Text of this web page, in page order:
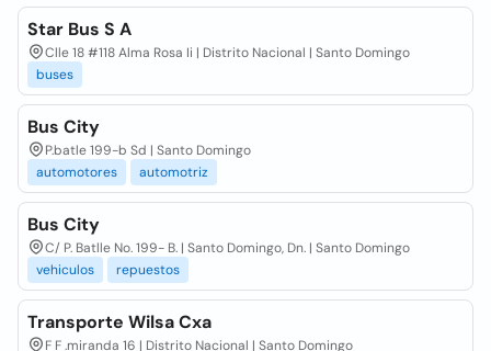
Star Bus S A
Clle 18 #118 Alma Rosa Ii | Distrito Nacional | Santo Domingo
buses
Bus City
P.batle 199-b Sd | Santo Domingo
automotores
automotriz
Bus City
C/ P. Batlle No. 199- B. | Santo Domingo, Dn. | Santo Domingo
vehiculos
repuestos
Transporte Wilsa Cxa
F F .miranda 16 | Distrito Nacional | Santo Domingo